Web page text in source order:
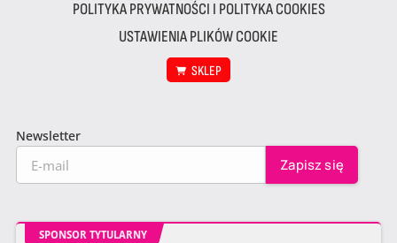
POLITYKA PRYWATNOŚCI I POLITYKA COOKIES
USTAWIENIA PLIKÓW COOKIE
SKLEP
Newsletter
SPONSOR TYTULARNY